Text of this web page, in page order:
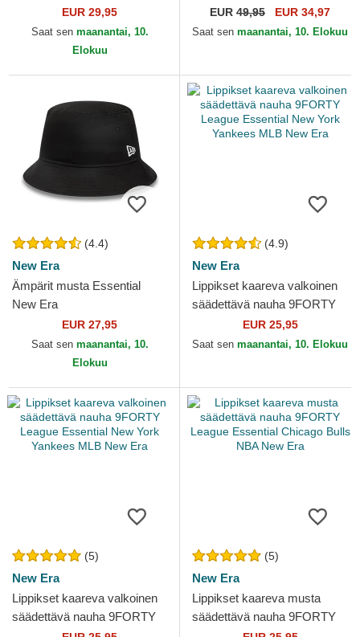
MLB 47 BrandEUR 29,95
Saat sen maanantai, 10.
Elokuu
Stealth Explorer The Farm
Flats The Farm Goorin...
EUR 49,95 EUR 34,97
Saat sen maanantai, 10. Elokuu
(4.4)
New Era
Ämpärit musta Essential
New Era
EUR 27,95
Saat sen maanantai, 10.
Elokuu
(4.9)
New Era
Lippikset kaareva valkoinen
säädettävä nauha 9FORTY
League Essential New York
Yankees MLB New Era
EUR 25,95
Saat sen maanantai, 10. Elokuu
(5)
New Era
Lippikset kaareva valkoinen
säädettävä nauha 9FORTY
(5)
New Era
Lippikset kaareva musta
säädettävä nauha 9FORTY